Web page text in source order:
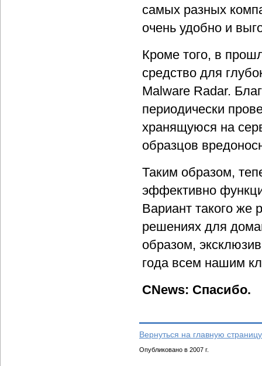
самых разных
очень удобно и
Кроме того, в
средство для
Malware Radar.
периодически
хранящуюся на
образцов
Таким образом,
эффективно
Вариант такого же
решениях для
образом,
года всем нашим
CNews: Спасибо.
Вернуться на главную
Опубликовано в 2007 г.